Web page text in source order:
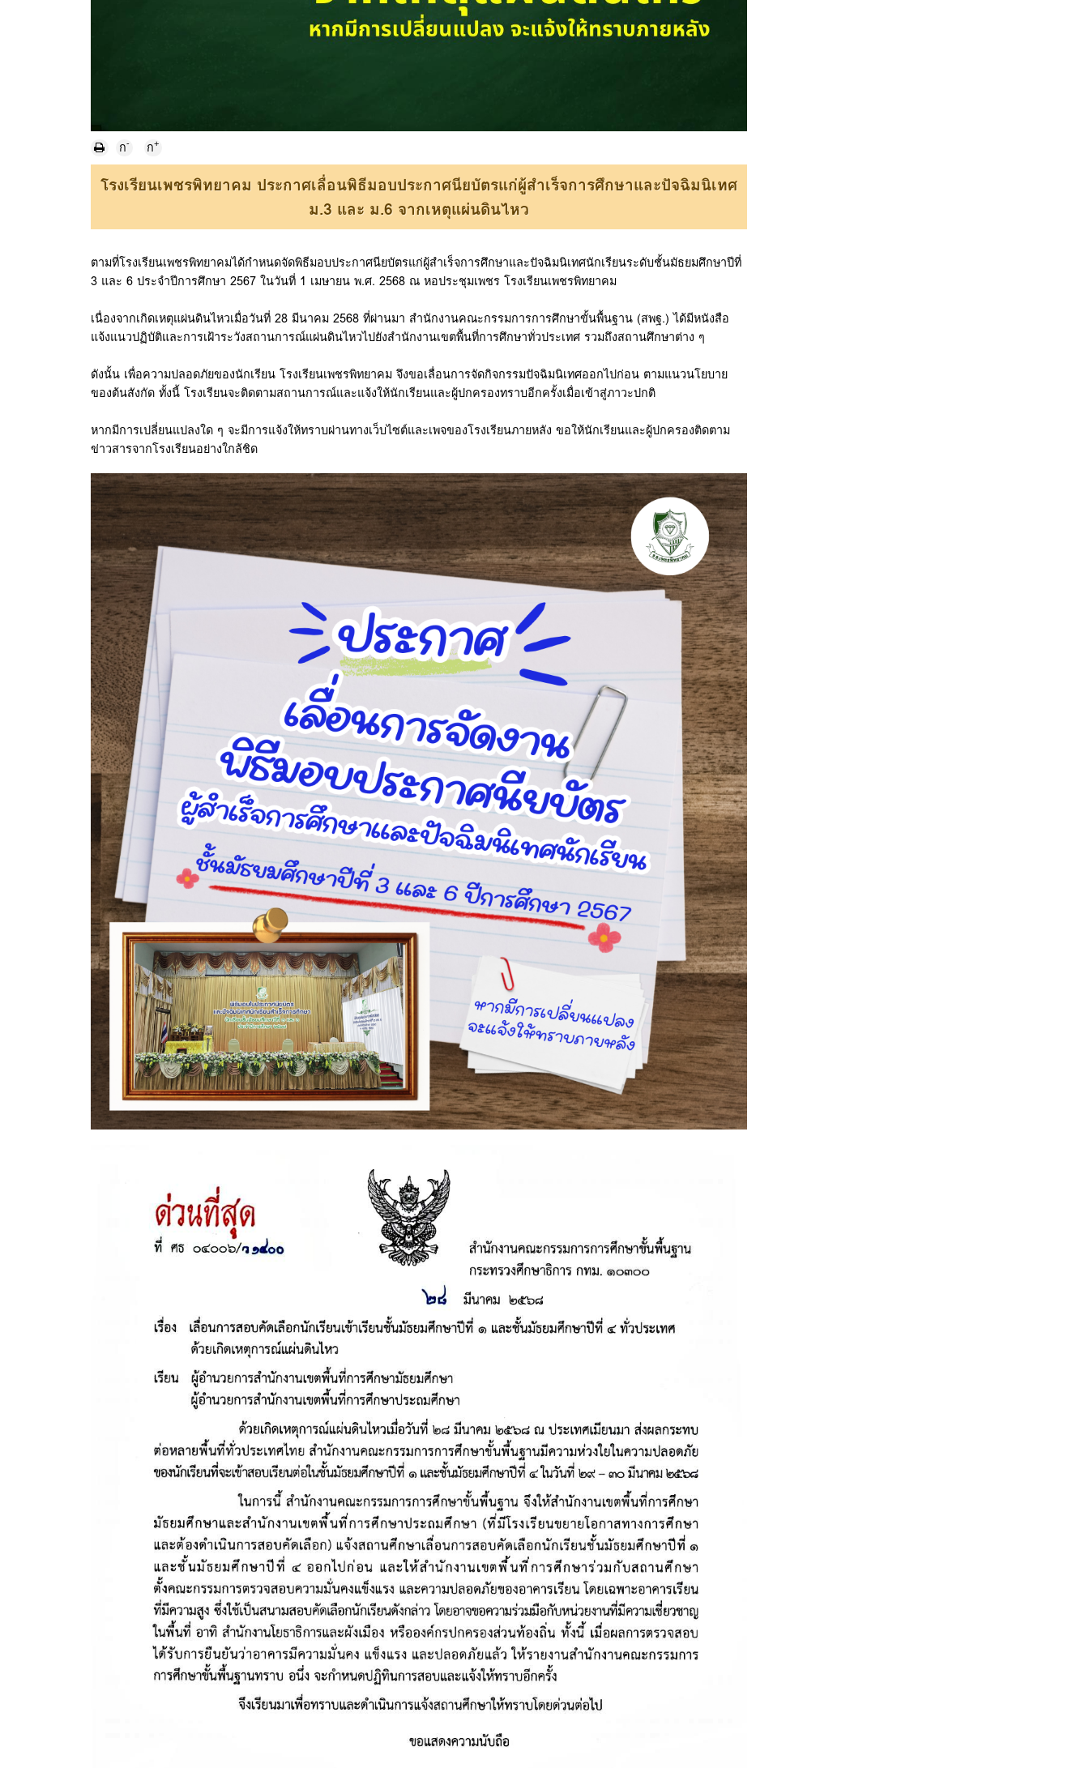
ก- ก+
โรงเรียนเพชรพิทยาคม ประกาศเลื่อนพิธีมอบประกาศนียบัตรแก่ผู้สำเร็จการศึกษาและปัจฉิมนิเทศ
ม.3 และ ม.6 จากเหตุแผ่นดินไหว
ตามที่โรงเรียนเพชรพิทยาคมได้กำหนดจัดพิธีมอบประกาศนียบัตรแก่ผู้สำเร็จการศึกษาและปัจฉิมนิเทศนักเรียนระดับชั้นมัธยมศึกษาปีที่
3 และ 6 ประจำปีการศึกษา 2567 ในวันที่ 1 เมษายน พ.ศ. 2568 ณ หอประชุมเพชร โรงเรียนเพชรพิทยาคม
เนื่องจากเกิดเหตุแผ่นดินไหวเมื่อวันที่ 28 มีนาคม 2568 ที่ผ่านมา สำนักงานคณะกรรมการการศึกษาขั้นพื้นฐาน (สพฐ.) ได้มีหนังสือ
แจ้งแนวปฏิบัติและการเฝ้าระวังสถานการณ์แผ่นดินไหวไปยังสำนักงานเขตพื้นที่การศึกษาทั่วประเทศ รวมถึงสถานศึกษาต่าง ๆ
ดังนั้น เพื่อความปลอดภัยของนักเรียน โรงเรียนเพชรพิทยาคม จึงขอเลื่อนการจัดกิจกรรมปัจฉิมนิเทศออกไปก่อน ตามแนวนโยบาย
ของต้นสังกัด ทั้งนี้ โรงเรียนจะติดตามสถานการณ์และแจ้งให้นักเรียนและผู้ปกครองทราบอีกครั้งเมื่อเข้าสู่ภาวะปกติ
หากมีการเปลี่ยนแปลงใด ๆ จะมีการแจ้งให้ทราบผ่านทางเว็บไซต์และเพจของโรงเรียนภายหลัง ขอให้นักเรียนและผู้ปกครองติดตาม
ข่าวสารจากโรงเรียนอย่างใกล้ชิด